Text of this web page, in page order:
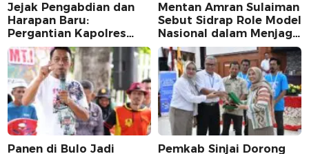
Jejak Pengabdian dan
Harapan Baru:
Pergantian Kapolres
Sidrap dalam Perspektif
Karier Dua Perwira
Mentan Amran Sulaiman
Sebut Sidrap Role Model
Nasional dalam Menjaga
Stabilitas Harga Telur
Panen di Bulo Jadi
Pemkab Sinjai Dorong